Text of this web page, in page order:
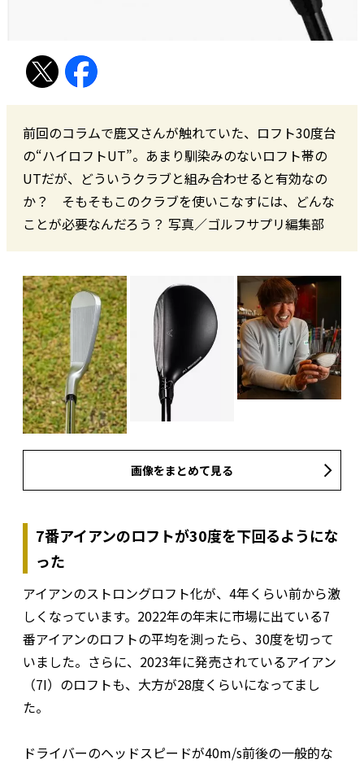
前回のコラムで鹿又さんが触れていた、ロフト30度台
の“ハイロフトUT”。あまり馴染みのないロフト帯の
UTだが、どういうクラブと組み合わせると有効なの
か？ そもそもこのクラブを使いこなすには、どんな
ことが必要なんだろう？ 写真／ゴルフサプリ編集部
画像をまとめて見る
7番アイアンのロフトが30度を下回るようにな
った
アイアンのストロングロフト化が、4年くらい前から激
しくなっています。2022年の年末に市場に出ている7
番アイアンのロフトの平均を測ったら、30度を切って
いました。さらに、2023年に発売されているアイアン
（7I）のロフトも、大方が28度くらいになってまし
た。
ドライバーのヘッドスピードが40m/s前後の一般的な